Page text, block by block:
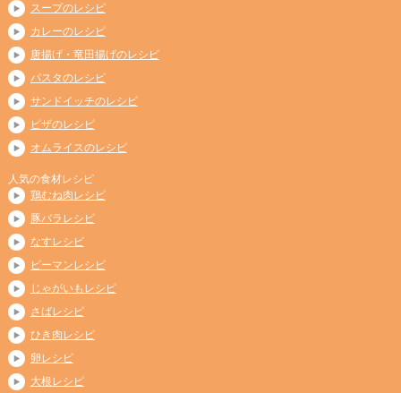
スープのレシピ
カレーのレシピ
唐揚げ・竜田揚げのレシピ
パスタのレシピ
サンドイッチのレシピ
ピザのレシピ
オムライスのレシピ
人気の食材レシピ
鶏むね肉レシピ
豚バラレシピ
なすレシピ
ピーマンレシピ
じゃがいもレシピ
さばレシピ
ひき肉レシピ
卵レシピ
大根レシピ